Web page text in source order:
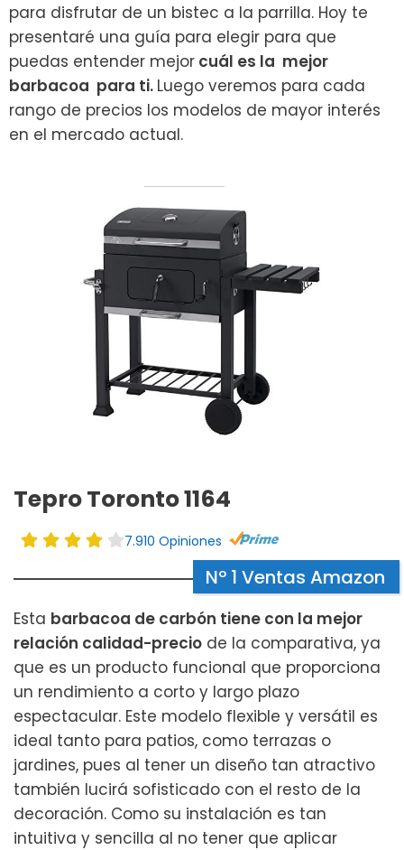
para disfrutar de un bistec a la parrilla. Hoy te
presentaré una guía para elegir para que
puedas entender mejor cuál es la mejor
barbacoa para ti. Luego veremos para cada
rango de precios los modelos de mayor interés
en el mercado actual.
Tepro Toronto 1164
7.910 Opiniones
Nº 1 Ventas Amazon
Esta barbacoa de carbón tiene con la mejor
relación calidad-precio de la comparativa, ya
que es un producto funcional que proporciona
un rendimiento a corto y largo plazo
espectacular. Este modelo flexible y versátil es
ideal tanto para patios, como terrazas o
jardines, pues al tener un diseño tan atractivo
también lucirá sofisticado con el resto de la
decoración. Como su instalación es tan
intuitiva y sencilla al no tener que aplicar